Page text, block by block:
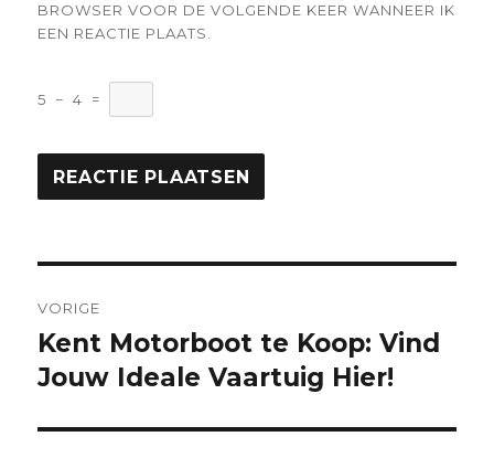
BROWSER VOOR DE VOLGENDE KEER WANNEER IK
EEN REACTIE PLAATS.
5 − 4 =
VORIGE
Vorige
bericht:
Kent Motorboot te Koop: Vind
Jouw Ideale Vaartuig Hier!